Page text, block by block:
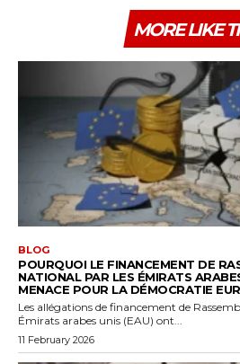
MORE LIKE
BLOG
POURQUOI LE FINANCEMENT DE
NATIONAL PAR LES ÉMIRATS
MENACE POUR LA DÉMOCRATIE
Les allégations de financement de
Émirats arabes unis (EAU) ont...
11 February 2026